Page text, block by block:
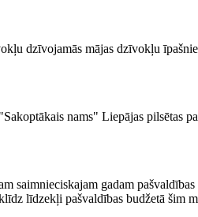
dzīvojamās mājas dzīvokļu
nams" Liepājas pilsētas
saimnieciskajam gadam
līdzekļi pašvaldības budžetā šim